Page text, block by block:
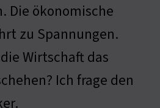
Die ökonomische
zu Spannungen.
Wirtschaft das
Ich frage den